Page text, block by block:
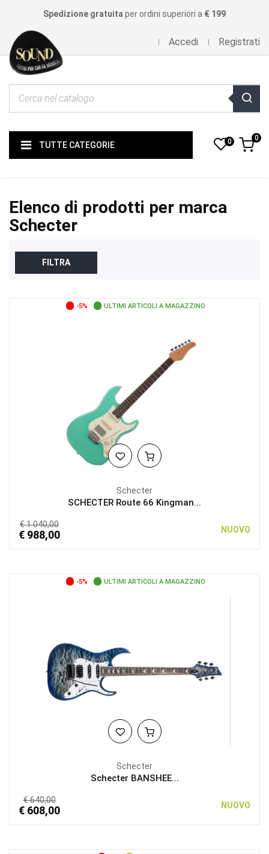
Spedizione gratuita per ordini superiori a € 199
Accedi Registrati
TUTTE CATEGORIE 0 0
Elenco di prodotti per marca
Schecter
FILTRA
-5% ULTIMI ARTICOLI A MAGAZZINO
Schecter
SCHECTER Route 66 Kingman...
€ 1.040,00
€ 988,00 NUOVO
-5% ULTIMI ARTICOLI A MAGAZZINO
Schecter
Schecter BANSHEE...
€ 640,00
€ 608,00 NUOVO